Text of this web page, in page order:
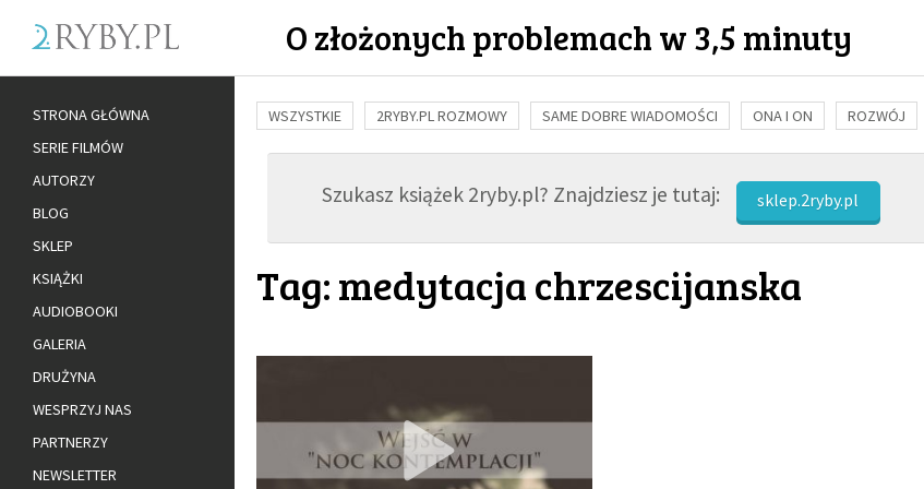
O złożonych problemach w 3,5 minuty
WSZYSTKIE 2RYBY.PL ROZMOWY SAME DOBRE WIADOMOŚCI ONA I ON ROZWÓJ
BUDOWANIE WIĘZI RODZINA NAUKA BIBLIA KOBIETA MĘŻCZYZNA RELIGIE
ADOPCJASzukasz książek 2ryby.pl? Znajdziesz je tutaj: sklep.2ryby.pl
Tag: medytacja chrzescijanska
STRONA GŁÓWNA
SERIE FILMÓW
AUTORZY
BLOG
SKLEP
KSIĄŻKI
AUDIOBOOKI
GALERIA
DRUŻYNA
WESPRZYJ NAS
PARTNERZY
NEWSLETTER